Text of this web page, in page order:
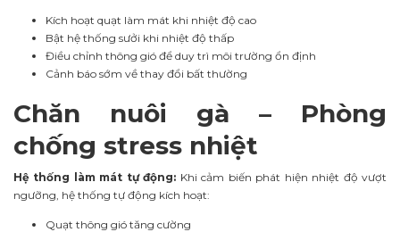
Kích hoạt quạt làm mát khi nhiệt độ cao
Bật hệ thống sưởi khi nhiệt độ thấp
Điều chỉnh thông gió để duy trì môi trường ổn định
Cảnh báo sớm về thay đổi bất thường
Chăn nuôi gà – Phòng
chống stress nhiệt
Hệ thống làm mát tự động: Khi cảm biến phát hiện nhiệt độ vượt
ngưỡng, hệ thống tự động kích hoạt:
Quạt thông gió tăng cường